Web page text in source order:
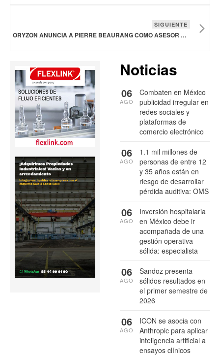
SIGUIENTE
ORYZON ANUNCIA A PIERRE BEAURANG COMO ASESOR DE ESTRATEGIA Y DESARROLLO DE NEGOCIO
Noticias
Combaten en México
publicidad irregular en
redes sociales y
plataformas de
comercio electrónico
06
AGO
1.1 mil millones de
personas de entre 12
y 35 años están en
riesgo de desarrollar
pérdida auditiva: OMS
06
AGO
Inversión hospitalaria
en México debe ir
acompañada de una
gestión operativa
sólida: especialista
06
AGO
Sandoz presenta
sólidos resultados en
el primer semestre de
2026
06
AGO
ICON se asocia con
Anthropic para aplicar
inteligencia artificial a
ensayos clínicos
06
AGO